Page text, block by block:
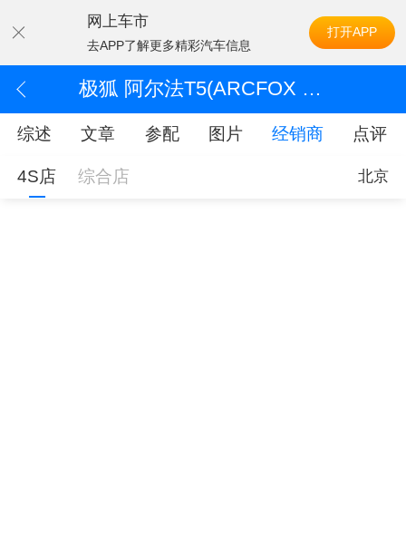
网上车市
去APP了解更多精彩汽车信息
打开APP
极狐 阿尔法T5(ARCFOX αT5)经销商
综述 文章 参配 图片 经销商 点评
4S店 综合店 北京